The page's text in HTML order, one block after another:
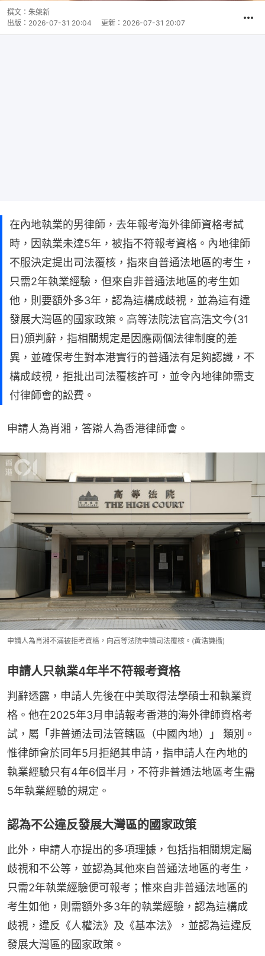
撰文： 朱棨新
出版： 2026-07-31 20:04 更新： 2026-07-31 20:07
在內地執業的男律師，去年報考海外律師資格考試
時，因執業未達5年，被指不符報考資格。內地律師
不服決定提出司法覆核，指來自普通法地區的考生，
只需2年執業經驗，但來自非普通法地區的考生如
他，則要額外多3年，認為這構成歧視，並為這有違
發展大灣區的國家政策。高等法院法官高浩文今(31
日)頒判辭，指相關規定是因應兩個法律制度的差
異，並確保考生對本港實行的普通法有足夠認識，不
構成歧視，拒批出司法覆核許可，並令內地律帥需支
付律師會的訟費。
申請人為肖湘，答辯人為香港律師會。
申請人為肖湘不滿被拒考資格，向高等法院申請司法覆核。(黃浩謙攝)
申請人只執業4年半不符報考資格
判辭透露，申請人先後在中美取得法學碩士和執業資
格。他在2025年3月申請報考香港的海外律師資格考
試，屬「非普通法司法管轄區（中國內地）」 類別。
惟律師會於同年5月拒絕其申請，指申請人在內地的
執業經驗只有4年6個半月，不符非普通法地區考生需
5年執業經驗的規定。
認為不公違反發展大灣區的國家政策
此外，申請人亦提出的多項理據，包括指相關規定屬
歧視和不公等，並認為其他來自普通法地區的考生，
只需2年執業經驗便可報考；惟來自非普通法地區的
考生如他，則需額外多3年的執業經驗，認為這構成
歧視，違反《人權法》及《基本法》，並認為這違反
發展大灣區的國家政策。